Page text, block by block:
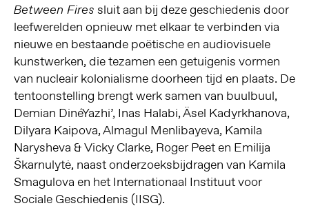
Between Fires sluit aan bij deze geschiedenis door
leefwerelden opnieuw met elkaar te verbinden via
nieuwe en bestaande poëtische en audiovisuele
kunstwerken, die tezamen een getuigenis vormen
van nucleair kolonialisme doorheen tijd en plaats. De
tentoonstelling brengt werk samen van buulbuul,
Demian DinéYazhi’, Inas Halabi, Äsel Kadyrkhanova,
Dilyara Kaipova, Almagul Menlibayeva, Kamila
Narysheva & Vicky Clarke, Roger Peet en Emilija
Škarnulytė, naast onderzoeksbijdragen van Kamila
Smagulova en het Internationaal Instituut voor
Sociale Geschiedenis (IISG).